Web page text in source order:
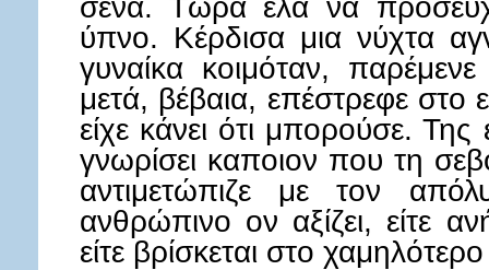
ύπνο. Κέρδισα μια νύχτα
γυναίκα κοιμόταν,
μετά, βέβαια, επέστρεφε στο
είχε κάνει ότι μπορούσε. Της
γνωρίσει καποιον που τη
αντιμετώπιζε με τον
ανθρώπινο ον αξίζει, είτε
είτε βρίσκεται στο